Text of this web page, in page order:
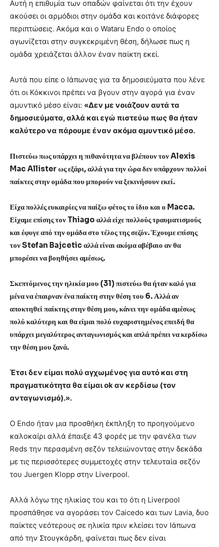
Αυτή η επιθυμία των οπαδών φαίνεται ότι την έχουν
ακούσει οι αρμόδιοι στην ομάδα και κοιτάνε διάφορες
περιπτώσεις. Ακόμα και ο Wataru Endo ο οποίος
αγωνίζεται στην συγκεκριμένη θέση, δήλωσε πως η
ομάδα χρειάζεται άλλον έναν παίκτη εκεί.
Αυτά που είπε ο Ιάπωνας για τα δημοσιεύματα που λένε
ότι οι Κόκκινοι πρέπει να βγουν στην αγορά για έναν
αμυντικό μέσο είναι: «Δεν με νοιάζουν αυτά τα
δημοσιεύματα, αλλά και εγώ πιστεύω πως θα ήταν
καλύτερο να πάρουμε έναν ακόμα αμυντικό μέσο.
Πιστεύω πως υπάρχει η πιθανότητα να βλέπουν τον Alexis
Mac Allister ως εξάρι, αλλά για την ώρα δεν υπάρχουν πολλοί
παίκτες στην ομάδα που μπορούν να ξεκινήσουν εκεί.
Είχα πολλές ευκαιρίες να παίξω φέτος το ίδιο και ο Macca.
Είχαμε επίσης τον Thiago αλλά είχε πολλούς τραυματισμούς
και έφυγε από την ομάδα στο τέλος της σεζόν. Έχουμε επίσης
τον Stefan Bajcetic αλλά είναι ακόμα αβέβαιο αν θα
μπορέσει να βοηθήσει αμέσως.
Σκεπτόμενος την ηλικία μου (31) πιστεύω θα ήταν καλό για
μένα να έπαιρναν ένα παίκτη στην θέση του 6. Αλλά αν
αποκτηθεί παίκτης στην θέση μου, κάνει την ομάδα αμέσως
πολύ καλύτερη και θα είμαι πολύ ευχαριστημένος επειδή θα
υπάρχει μεγαλύτερος ανταγωνισμός και απλά πρέπει να κερδίσω
την θέση μου ξανά.
Έτσι δεν είμαι πολύ αγχωμένος για αυτό και στη
πραγματικότητα θα είμαι ok αν κερδίσω (τον
ανταγωνισμό).».
Ο Endo ήταν μια προσθήκη έκπληξη το προηγούμενο
καλοκαίρι αλλά έπαιξε 43 φορές με την φανέλα των
Reds την περασμένη σεζόν τελειώνοντας στην δεκάδα
με τις περισσότερες συμμετοχές στην τελευταία σεζόν
του Juergen Klopp στην Liverpool.
Αλλά λόγω της ηλικίας του και το ότι η Liverpool
προσπάθησε να αγοράσει τον Caicedo και των Lavia, δυο
παίκτες νεότερους σε ηλικία πριν κλείσει τον Ιάπωνα
από την Στουγκάρδη, φαίνεται πως δεν είναι